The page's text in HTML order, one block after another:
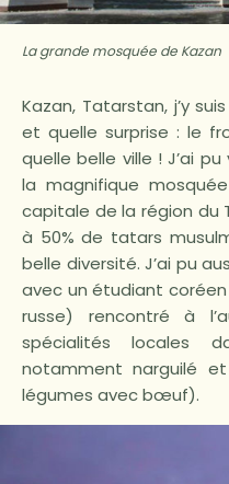
La grande mosquée de Kazan
Kazan, Tatarstan, j’y
et quelle surprise : le
quelle belle ville ! J’ai
la magnifique
capitale de la région du
à 50% de tatars
belle diversité. J’ai pu
avec un étudiant
russe) rencontré à
spécialités locales
notamment narguilé
légumes avec bœuf).